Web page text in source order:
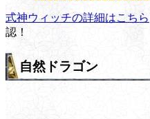
式神ウィッチの詳細はこちら
認！
自然ドラゴン